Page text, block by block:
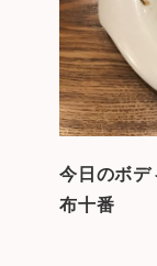
今日のボ
布十番